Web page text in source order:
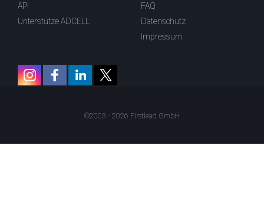
API
Unterstütze ADCELL
FAQ
Datenschutz
Impressum
©2003 - 2026 Firstlead GmbH